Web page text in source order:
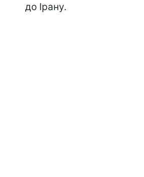
до Ірану.